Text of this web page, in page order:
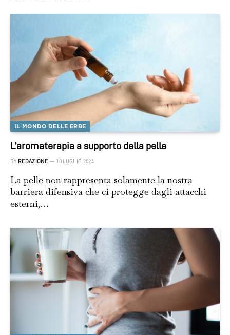
IL MONDO DELLE ERBE
L’aromaterapia a supporto della pelle
BY REDAZIONE 10 LUGLIO 2024
La pelle non rappresenta solamente la nostra
barriera difensiva che ci protegge dagli attacchi
esterni,…